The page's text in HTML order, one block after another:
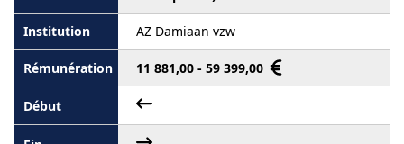
AZ Damiaan vzw
11 881,00 - 59 399,00